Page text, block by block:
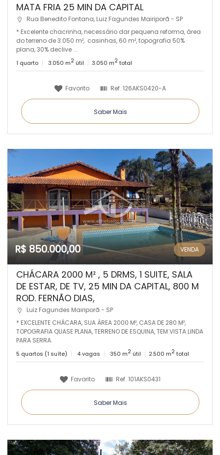
MATA FRIA 25 MIN DA CAPITAL
Rua Benedito Fontana, Luiz Fagundes Mairiporã - SP
* Excelente chacrinha, necessário dar pequena reforma, área
do terreno de 3.050 m², casinhas, 60 m², topografia 50%
plana, 30% declive ...
1 quarto 3.050 m2 útil 3.050 m2total
Favorito Ref. 126AKS0420-A
Saber Mais
R$ 850.000,00 VENDA
CHÁCARA 2000 M² , 5 DRMS, 1 SUITE, SALA
DE ESTAR, DE TV, 25 MIN DA CAPITAL, 800 M
ROD. FERNÃO DIAS,
Luiz Fagundes Mairiporã - SP
* EXCELENTE CHÁCARA, SUA ÁREA 2000 M², CASA DE 280 M²,
TOPOGRAFIA QUASE PLANA, TERRENO DE ESQUINA, TEM VISTA LINDA
PARA SERRA.
5 quartos (1 suíte) 4 vagas 350 m2 útil 2.500 m2total
Favorito Ref. 101AKS0431
Saber Mais